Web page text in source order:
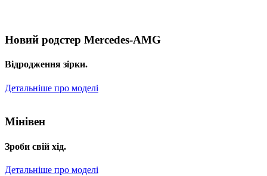
Новий родстер Mercedes-AMG
Відродження зірки.
Детальніше про моделі
Мінівен
Зроби свій хід.
Детальніше про моделі